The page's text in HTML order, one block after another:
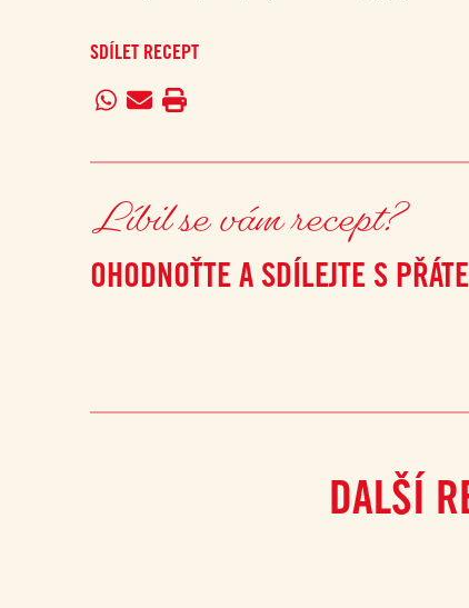
SDÍLET RECEPT
Líbil se vám recept?
OHODNOŤTE A SDÍLEJTE S
DALŠÍ